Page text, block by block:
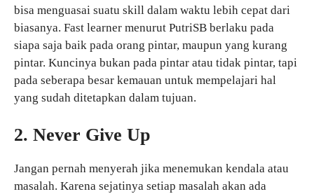
bisa menguasai suatu skill dalam waktu lebih cepat dari
biasanya. Fast learner menurut PutriSB berlaku pada
siapa saja baik pada orang pintar, maupun yang kurang
pintar. Kuncinya bukan pada pintar atau tidak pintar, tapi
pada seberapa besar kemauan untuk mempelajari hal
yang sudah ditetapkan dalam tujuan.
2. Never Give Up
Jangan pernah menyerah jika menemukan kendala atau
masalah. Karena sejatinya setiap masalah akan ada